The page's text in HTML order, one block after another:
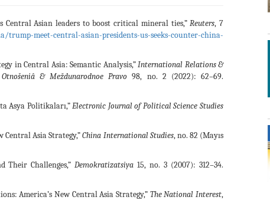
Central Asian leaders to boost critical mineral ties,”Reuters, 7
meet-central-asian-presidents-us-seeks-counter-china-
in Central Asia: Semantic Analysis,”International Relations &
& Meždunarodnoe Pravo 98, no. 2 (2022): 62–69.
Asya Politikaları,”Electronic Journal of Political Science Studies
Central Asia Strategy,”China International Studies, no. 82 (Mayıs
Their Challenges,”Demokratizatsiya15, no. 3 (2007): 312–34.
America’s New Central Asia Strategy,” The National Interest,